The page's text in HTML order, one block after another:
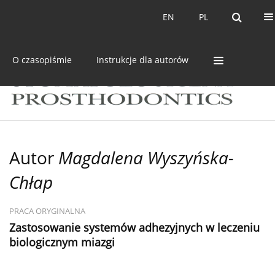
PL
EN PL
EN
O czasopiśmie Instrukcje dla autorów
Autor Magdalena Wyszyńska-
Chłap
PRACA ORYGINALNA
Zastosowanie systemów adhezyjnych w leczeniu
biologicznym miazgi